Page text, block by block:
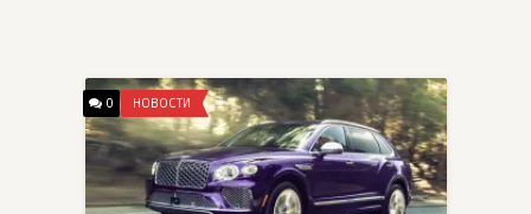
0 НОВОСТИ